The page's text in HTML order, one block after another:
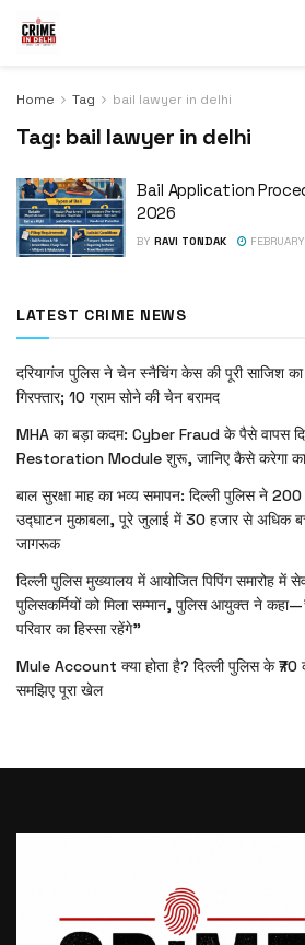
Home Tag bail lawyer in delhi
Tag: bail lawyer in delhi
Bail Application
2026
BY RAVI TONDAK
LATEST CRIME NEWS
दरियागंज पुलिस ने चेन स्नैचिंग केस की पूरी साजिश का
गिरफ्तार; 10 ग्राम सोने की चेन बरामद
MHA का बड़ा कदम: Cyber Fraud के पैसे वापस
Restoration Module शुरू, जानिए कैसे करेगा
बाल सुरक्षा माह का भव्य समापन: दिल्ली पुलिस ने
उद्घाटन मुकाबला, पूरे जुलाई में 30 हजार से अधिक
जागरूक
दिल्ली पुलिस मुख्यालय में आयोजित पिपिंग समारोह में
पुलिसकर्मियों को मिला सम्मान, पुलिस आयुक्त ने
परिवार का हिस्सा रहेंगे”
Mule Account क्या होता है? दिल्ली पुलिस के ₹70
समझिए पूरा खेल